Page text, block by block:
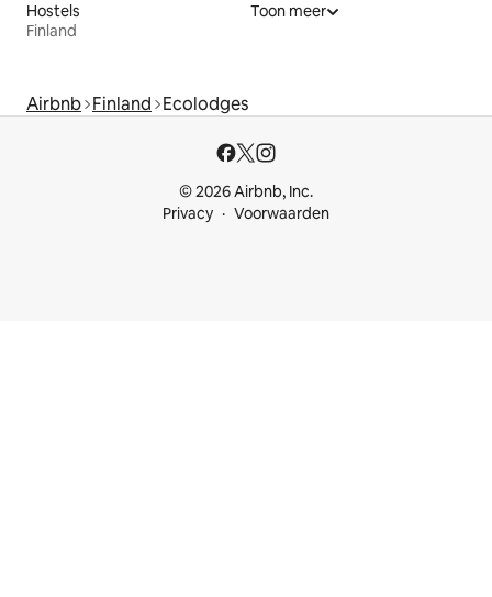
Hostels
Finland
Toon meer
Airbnb Finland Ecolodges
© 2026 Airbnb, Inc.
Privacy
Voorwaarden